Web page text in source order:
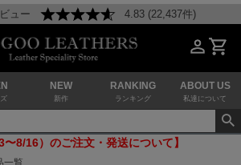
ュー 4.83 (22,437件)
NEW
新作
RANKING
ランキング
ABOUT US
私達について
〜8/16）のご注文・発送について】
一覧